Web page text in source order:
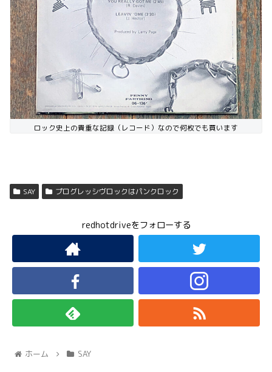
ロック史上の貴重な記録（レコード）なので何枚でも買います
SAY プログレッシヴロックはパンクロック
redhotdriveをフォローする
ホーム SAY